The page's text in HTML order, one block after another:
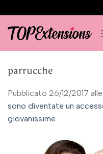
ai
contenuti
parrucche
Pubblicato 26/12/2017 alle
sono diventate un
giovanissime